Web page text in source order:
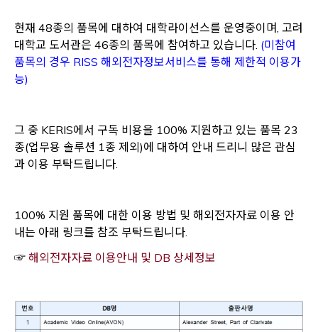
현재 48종의 품목에 대하여 대학라이선스를 운영중이며, 고려
대학교 도서관은 46종의 품목에 참여하고 있습니다. (미참여
품목의 경우 RISS 해외전자정보서비스를 통해 제한적 이용가
능)
그 중 KERIS에서 구독 비용을 100% 지원하고 있는 품목 23
종(업무용 솔루션 1종 제외)에 대하여 안내 드리니 많은 관심
과 이용 부탁드립니다.
100% 지원 품목에 대한 이용 방법 및 해외전자자료 이용 안
내는 아래 링크를 참조 부탁드립니다.
☞ 해외전자자료 이용안내 및 DB 상세정보